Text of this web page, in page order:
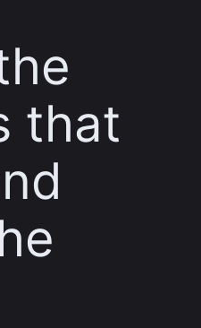
that